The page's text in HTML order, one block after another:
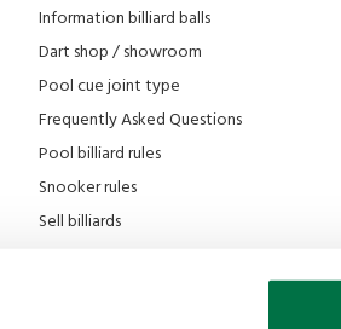
Information billiard balls
Dart shop / showroom
Pool cue joint type
Frequently Asked Questions
Pool billiard rules
Snooker rules
Sell ​​billiards